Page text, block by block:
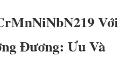
Với
Đương: Ưu Và